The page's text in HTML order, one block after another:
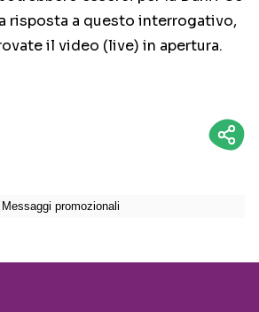
risposta a questo interrogativo,
il video (live) in apertura.